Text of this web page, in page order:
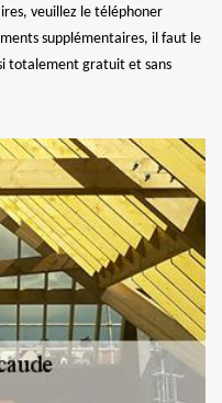
veuillez le téléphoner
supplémentaires, il faut le
totalement gratuit et sans